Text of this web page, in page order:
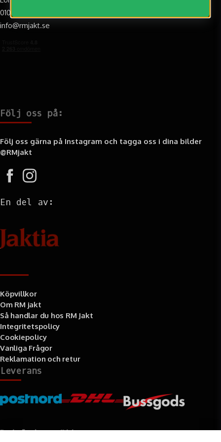
010-188 20 20
info@rmjakt.se
Följ oss på:
Följ oss gärna på Instagram och tagga oss i dina bilder
@RMjakt
En del av:
Köpvillkor
Om RM jakt
Så handlar du hos RM Jakt
Integritetspolicy
Cookiepolicy
Vanliga Frågor
Reklamation och retur
Leverans
Betalningssätt